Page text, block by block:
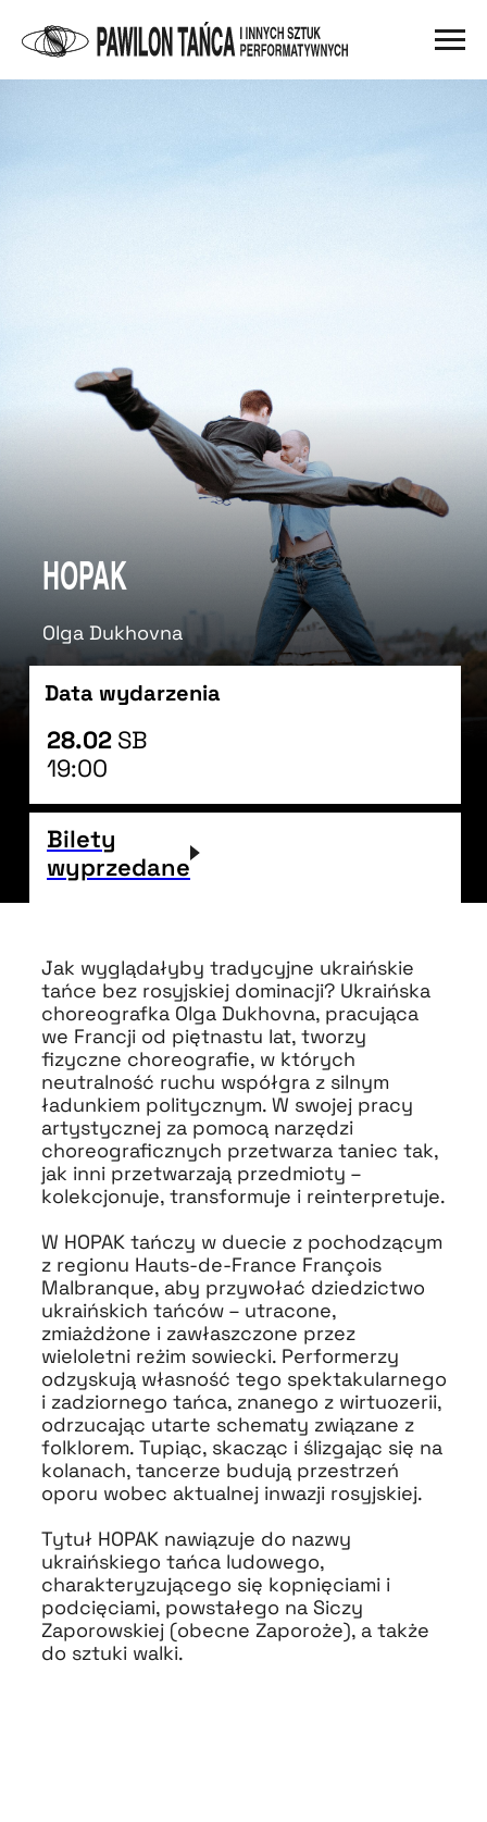
28.02 SB
19:00
Bilety
wyprzedane
Data wydarzenia
Olga Dukhovna
HOPAK
Jak wyglądałyby tradycyjne ukraińskie
tańce bez rosyjskiej dominacji? Ukraińska
choreografka Olga Dukhovna, pracująca
we Francji od piętnastu lat, tworzy
fizyczne choreografie, w których
neutralność ruchu współgra z silnym
ładunkiem politycznym. W swojej pracy
artystycznej za pomocą narzędzi
choreograficznych przetwarza taniec tak,
jak inni przetwarzają przedmioty –
kolekcjonuje, transformuje i reinterpretuje.
W HOPAK tańczy w duecie z pochodzącym
z regionu Hauts-de-France François
Malbranque, aby przywołać dziedzictwo
ukraińskich tańców – utracone,
zmiażdżone i zawłaszczone przez
wieloletni reżim sowiecki. Performerzy
odzyskują własność tego spektakularnego
i zadziornego tańca, znanego z wirtuozerii,
odrzucając utarte schematy związane z
folklorem. Tupiąc, skacząc i ślizgając się na
kolanach, tancerze budują przestrzeń
oporu wobec aktualnej inwazji rosyjskiej.
Tytuł HOPAK nawiązuje do nazwy
ukraińskiego tańca ludowego,
charakteryzującego się kopnięciami i
podcięciami, powstałego na Siczy
Zaporowskiej (obecne Zaporoże), a także
do sztuki walki.